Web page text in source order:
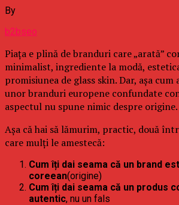
By
b2bseo
Piața e plină de branduri care „arată”
minimalist, ingrediente la modă,
promisiunea de glass skin. Dar, așa
unor branduri europene confundate
aspectul nu spune nimic despre origine.
Așa că hai să lămurim, practic, două
care mulți le amestecă:
Cum îți dai seama că un brand
coreean(origine)
Cum îți dai seama că un produs
autentic, nu un fals